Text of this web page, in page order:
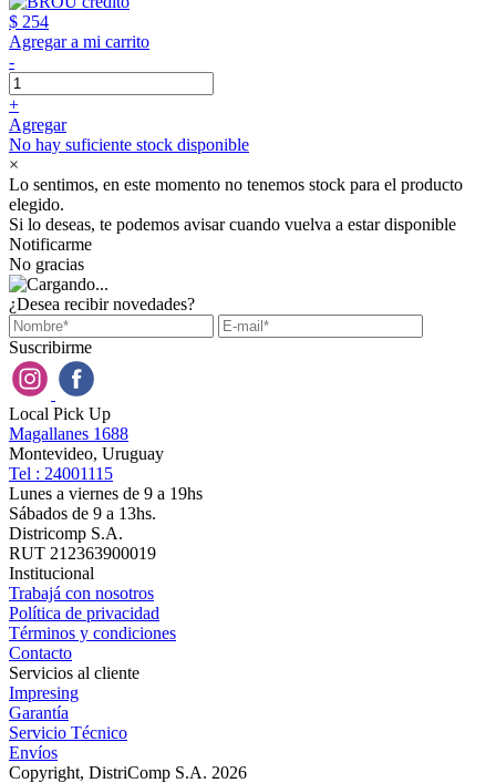
$ 254
Agregar a mi carrito
-
+
Agregar
No hay suficiente stock disponible
×
Lo sentimos, en este momento no tenemos stock para el producto
elegido.
Si lo deseas, te podemos avisar cuando vuelva a estar disponible
Notificarme
No gracias
¿Desea recibir novedades?
Suscribirme
Local Pick Up
Magallanes 1688
Montevideo, Uruguay
Tel : 24001115
Lunes a viernes de 9 a 19hs
Sábados de 9 a 13hs.
Districomp S.A.
RUT 212363900019
Institucional
Trabajá con nosotros
Política de privacidad
Términos y condiciones
Contacto
Servicios al cliente
Impresing
Garantía
Servicio Técnico
Envíos
Copyright, DistriComp S.A. 2026